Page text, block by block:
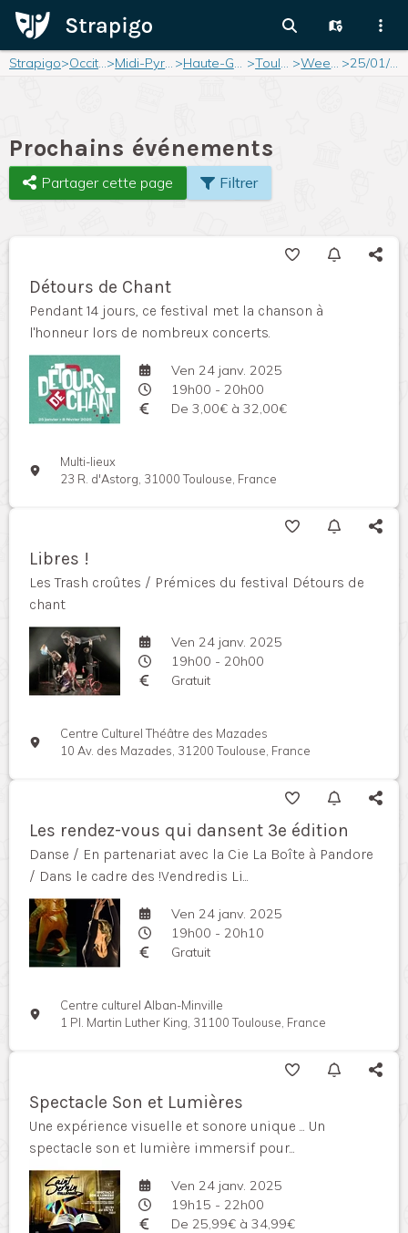
Strapigo> Occitanie> Midi-Pyrénées > Haute-Garonne > Toulouse > Weekend > 25/01/2025
Prochains événements
Partager cette page Filtrer
Détours de Chant
Pendant 14 jours, ce festival met la chanson à
l'honneur lors de nombreux concerts.
Ven 24 janv. 2025
19h00 - 20h00
De 3,00€ à 32,00€
Multi-lieux
23 R. d'Astorg, 31000 Toulouse, France
Libres !
Les Trash croûtes / Prémices du festival Détours de
chant
Ven 24 janv. 2025
19h00 - 20h00
Gratuit
Centre Culturel Théâtre des Mazades
10 Av. des Mazades, 31200 Toulouse, France
Les rendez-vous qui dansent 3e édition
Danse / En partenariat avec la Cie La Boîte à Pandore
/ Dans le cadre des !Vendredis Li...
Ven 24 janv. 2025
19h00 - 20h10
Gratuit
Centre culturel Alban-Minville
1 Pl. Martin Luther King, 31100 Toulouse, France
Spectacle Son et Lumières
Une expérience visuelle et sonore unique ... Un
spectacle son et lumière immersif pour...
Ven 24 janv. 2025
19h15 - 22h00
De 25,99€ à 34,99€